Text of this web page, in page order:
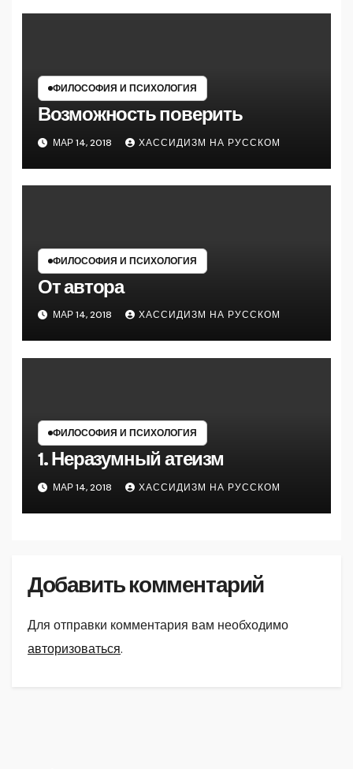
ФИЛОСОФИЯ И ПСИХОЛОГИЯ
Возможность поверить
МАР 14, 2018 ХАССИДИЗМ НА РУССКОМ
ФИЛОСОФИЯ И ПСИХОЛОГИЯ
От автора
МАР 14, 2018 ХАССИДИЗМ НА РУССКОМ
ФИЛОСОФИЯ И ПСИХОЛОГИЯ
1. Неразумный атеизм
МАР 14, 2018 ХАССИДИЗМ НА РУССКОМ
Добавить комментарий
Для отправки комментария вам необходимо
авторизоваться.